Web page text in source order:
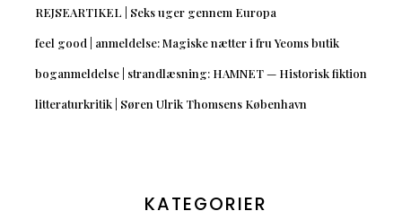
REJSEARTIKEL | Seks uger gennem Europa
feel good | anmeldelse: Magiske nætter i fru Yeoms butik
boganmeldelse | strandlæsning: HAMNET — Historisk fiktion
litteraturkritik | Søren Ulrik Thomsens København
KATEGORIER